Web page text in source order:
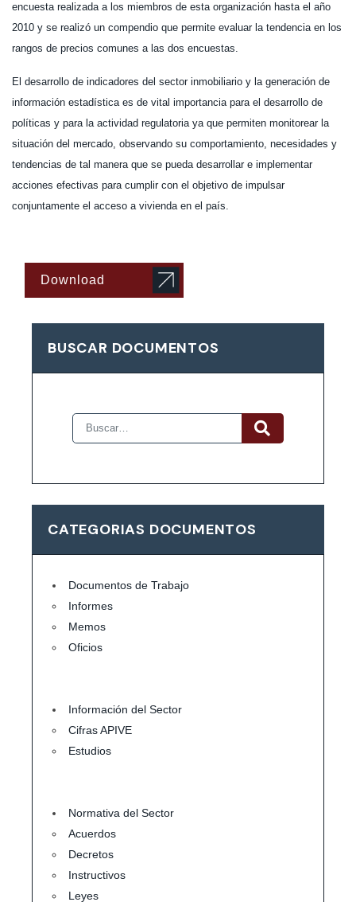
encuesta realizada a los miembros de esta organización hasta el año
2010 y se realizó un compendio que permite evaluar la tendencia en los
rangos de precios comunes a las dos encuestas.
El desarrollo de indicadores del sector inmobiliario y la generación de
información estadística es de vital importancia para el desarrollo de
políticas y para la actividad regulatoria ya que permiten monitorear la
situación del mercado, observando su comportamiento, necesidades y
tendencias de tal manera que se pueda desarrollar e implementar
acciones efectivas para cumplir con el objetivo de impulsar
conjuntamente el acceso a vivienda en el país.
Download
BUSCAR DOCUMENTOS
CATEGORIAS DOCUMENTOS
Documentos de Trabajo
Informes
Memos
Oficios
Información del Sector
Cifras APIVE
Estudios
Normativa del Sector
Acuerdos
Decretos
Instructivos
Leyes